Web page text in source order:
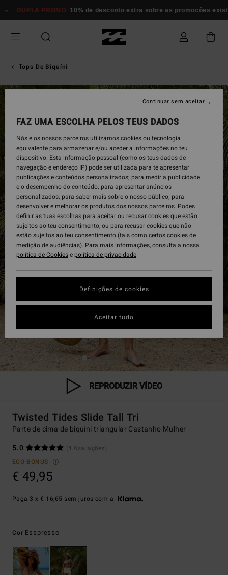
para
informação
DUPLA PROMO 10% de desconto extra sobre as promocôes
Tops De Biquíni
REPRODUZIR VÍDEO
Twisted Tides Slide Tall Tri
Parte de cima de biquíni triangular Castanho Mulher
5.0
(4 Avaliações)
ECO-BONUS
€ 49,95
Paga 3 x € 16,65 sem juros com a
Cor Esspresso
FAZ UMA ESCOLHA PELOS TEUS DADOS
Nós e os nossos parceiros utilizamos cookies ou tecnologia
equivalente para armazenar e/ou aceder a informações no teu
dispositivo. Esta informação pessoal (como os teus dados de
navegação e endereço IP) pode ser utilizada para te apresentar
publicações e conteúdos personalizados; para medir a publicidade
e o desempenho do conteúdo; para apresentar anúncios
personalizados; para saber mais sobre o nosso público; para
desenvolver e melhorar os produtos dos nossos parceiros. Podes
definir as tuas escolhas para aceitar ou recusar cookies que estão
sujeitos ao teu consentimento, ou para recusar cookies que não
estão sujeitos ao teu consentimento (tais como certos cookies de
medição de audiências). Para mais informações, consulta a nossa
política de Cookiesepolítica de privacidade
Definições de cookies
Continuar sem aceitar
Aceitar tudo